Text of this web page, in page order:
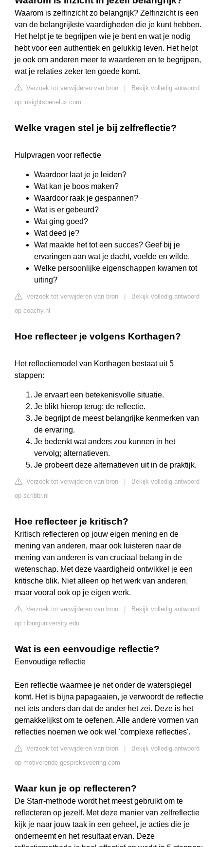
Waarom is zelfinzicht zo belangrijk? Zelfinzicht is een
van de belangrijkste vaardigheden die je kunt hebben.
Het helpt je te begrijpen wie je bent en wat je nodig
hebt voor een authentiek en gelukkig leven. Het helpt
je ook om anderen meer te waarderen en te begrijpen,
wat je relaties zeker ten goede komt.
Verzoek tot verwijderen van bron
Bekijk volledig antwoord
op insightsbenelux.com
Welke vragen stel je bij zelfreflectie?
Hulpvragen voor reflectie
Waardoor laat je je leiden?
Wat kan je boos maken?
Waardoor raak je gespannen?
Wat is er gebeurd?
Wat ging goed?
Wat deed je?
Wat maakte het tot een succes? Geef bij je
ervaringen aan wat je dacht, voelde en wilde.
Welke persoonlijke eigenschappen kwamen tot
uiting?
Verzoek tot verwijderen van bron
Bekijk volledig antwoord
op coachy.nl
Hoe reflecteer je volgens Korthagen?
Het reflectiemodel van Korthagen bestaat uit 5
stappen:
Je ervaart een betekenisvolle situatie.
Je blikt hierop terug; de reflectie.
Je begrijpt de meest belangrijke kenmerken van
de ervaring.
Je bedenkt wat anders zou kunnen in het
vervolg; alternatieven.
Je probeert deze alternatieven uit in de praktijk.
Verzoek tot verwijderen van bron
Bekijk volledig antwoord
op scribbr.nl
Hoe reflecteer je kritisch?
Kritisch reflecteren op jouw eigen mening en de
mening van anderen, maar ook luisteren naar de
mening van anderen is van cruciaal belang in de
wetenschap. Met deze vaardigheid ontwikkel je een
kritische blik. Niet alleen op het werk van anderen,
maar vooral ook op je eigen werk.
Verzoek tot verwijderen van bron
Bekijk volledig antwoord
op tilburguniversity.edu
Wat is een eenvoudige reflectie?
Eenvoudige reflectie
Een reflectie waarmee je net onder de waterspiegel
komt. Het is bijna papagaaien, je verwoordt de reflectie
net iets anders dan dat de ander het zei. Deze is het
gemakkelijkst om te oefenen. Alle andere vormen van
reflecties noemen we ook wel 'complexe reflecties'.
Verzoek tot verwijderen van bron
Bekijk volledig antwoord
op motiverende-gespreksvoering.com
Waar kun je op reflecteren?
De Starr-methode wordt het meest gebruikt om te
reflecteren op jezelf. Met deze manier van zelfreflectie
kijk je naar jouw taak in een geheel, je acties die je
onderneemt en het resultaat ervan. Deze